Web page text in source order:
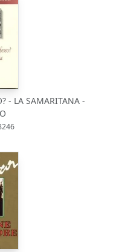
- LA SAMARITANA -